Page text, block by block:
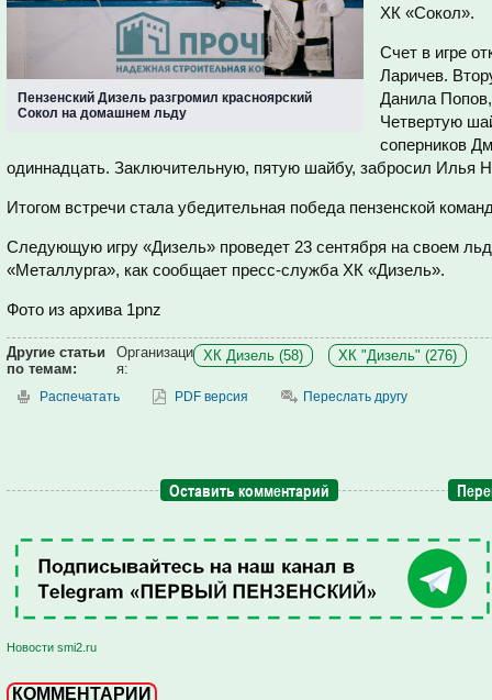
Пензенский Дизель разгромил красноярский
Сокол на домашнем льду
ХК «Сокол».
Счет в игре
Ларичев.
Данила
Четвертую
соперников
одиннадцать. Заключительную, пятую шайбу, забросил Илья
Итогом встречи стала убедительная победа пензенской
Следующую игру «Дизель» проведет 23 сентября на своем
«Металлурга», как сообщает пресс-служба ХК «Дизель».
Фото из архива 1pnz
Другие статьи
по темам:
Организаци
я:
ХК Дизель (58) ХК "Дизель" (276)
Распечатать PDF версия Переслать другу
Оставить комментарий
Новости smi2.ru
КОММЕНТАРИИ